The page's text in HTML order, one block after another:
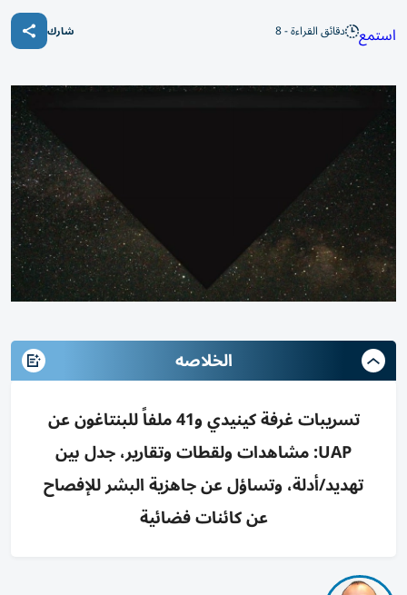
استمع دقائق القراءة - 8 شارك
الخلاصه
تسريبات غرفة كينيدي و41 ملفاً للبنتاغون عن
UAP: مشاهدات ولقطات وتقارير، جدل بين
تهديد/أدلة، وتساؤل عن جاهزية البشر للإفصاح
عن كائنات فضائية